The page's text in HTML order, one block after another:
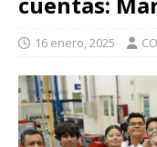
16 enero, 2025